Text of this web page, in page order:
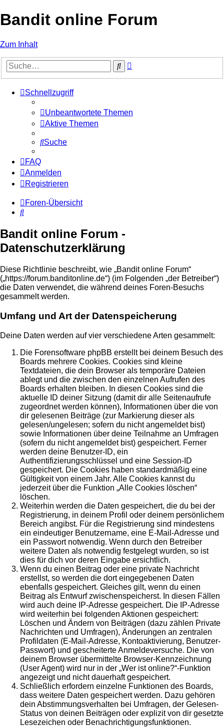
Bandit online Forum
Zum Inhalt
Suche
Schnellzugriff
Unbeantwortete Themen
Aktive Themen
Suche
FAQ
Anmelden
Registrieren
Foren-Übersicht
Suche
Bandit online Forum -
Datenschutzerklärung
Diese Richtlinie beschreibt, wie „Bandit online Forum“
(„https://forum.banditonline.de“) (im Folgenden „der Betreiber“)
die Daten verwendet, die während deines Foren-Besuchs
gesammelt werden.
Umfang und Art der Datenspeicherung
Deine Daten werden auf vier verschiedene Arten gesammelt:
Die Forensoftware phpBB erstellt bei deinem Besuch des
Boards mehrere Cookies. Cookies sind kleine
Textdateien, die dein Browser als temporäre Dateien
ablegt und die zwischen den einzelnen Aufrufen des
Boards erhalten bleiben. In diesen Cookies sind die
aktuelle ID deiner Sitzung (damit dir alle Seitenaufrufe
zugeordnet werden können), Informationen über die von
dir gelesenen Beiträge (zur Markierung dieser als
gelesen/ungelesen; sofern du nicht angemeldet bist)
sowie Informationen über deine Teilnahme an Umfragen
(sofern du nicht angemeldet bist) gespeichert. Ferner
werden deine Benutzer-ID, ein
Authentifizierungsschlüssel und eine Session-ID
gespeichert. Die Cookies haben standardmäßig eine
Gültigkeit von einem Jahr. Alle Cookies kannst du
jederzeit über die Funktion „Alle Cookies löschen“
löschen.
Weiterhin werden die Daten gespeichert, die du bei der
Registrierung, in deinem Profil oder deinem persönlichem
Bereich angibst. Für die Registrierung sind mindestens
ein eindeutiger Benutzername, eine E-Mail-Adresse und
ein Passwort notwendig. Wenn durch den Betreiber
weitere Daten als notwendig festgelegt wurden, so ist
dies für dich vor deren Eingabe ersichtlich.
Wenn du einen Beitrag oder eine private Nachricht
erstellst, so werden die dort eingegebenen Daten
ebenfalls gespeichert. Gleiches gilt, wenn du einen
Beitrag als Entwurf zwischenspeicherst. In diesen Fällen
wird auch deine IP-Adresse gespeichert. Die IP-Adresse
wird weiterhin bei folgenden Aktionen gespeichert:
Löschen und Ändern von Beiträgen (dazu zählen Private
Nachrichten und Umfragen), Änderungen an zentralen
Profildaten (E-Mail-Adresse, Kontoaktivierung, Benutzer-
Passwort) und gescheiterte Anmeldeversuche. Die von
deinem Browser übermittelte Browser-Kennzeichnung
(User Agent) wird nur in der „Wer ist online?“-Funktion
angezeigt und nicht dauerhaft gespeichert.
Schließlich erfordern einzelne Funktionen des Boards,
dass weitere Daten gespeichert werden. Dazu gehören
dein Abstimmungsverhalten bei Umfragen, der Gelesen-
Status von deinen Beiträgen oder explizit von dir gesetzte
Lesezeichen oder Benachrichtigungsfunktionen.